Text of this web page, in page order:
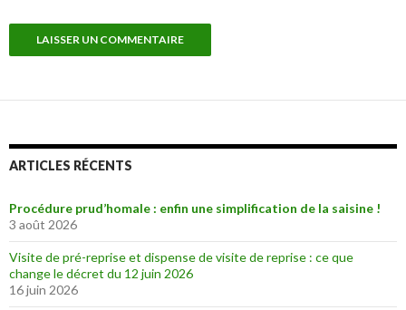
ARTICLES RÉCENTS
Procédure prud’homale : enfin une simplification de la saisine !
3 août 2026
Visite de pré-reprise et dispense de visite de reprise : ce que
change le décret du 12 juin 2026
16 juin 2026